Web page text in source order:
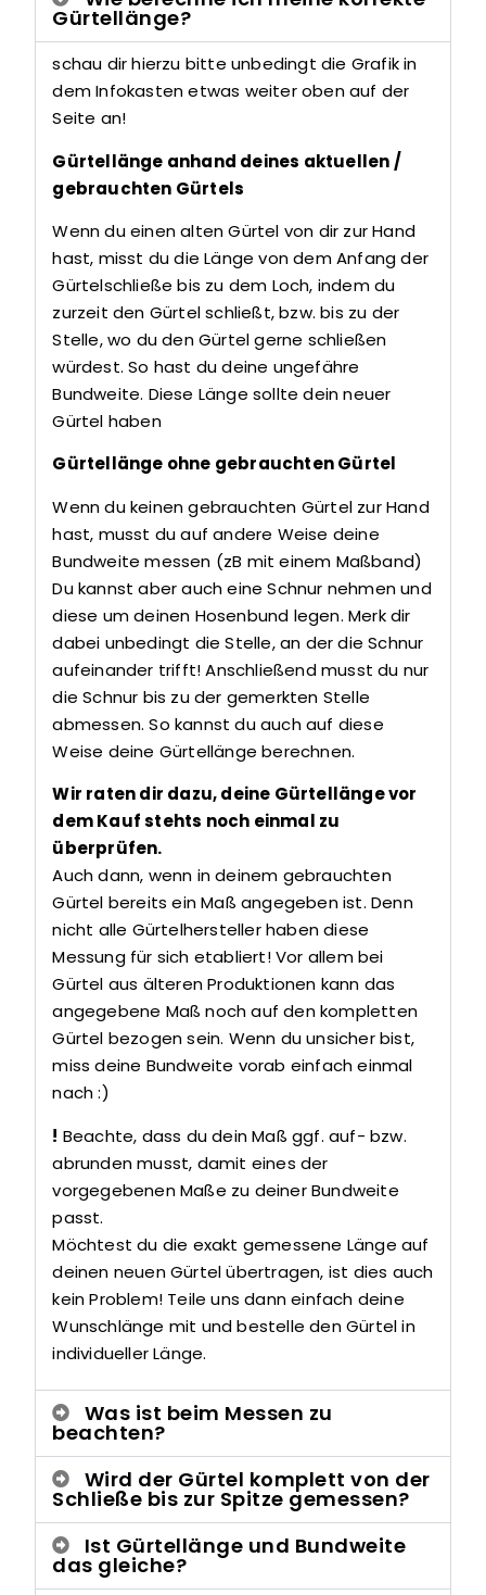
Gürtellänge?
schau dir hierzu bitte unbedingt die Grafik in
dem Infokasten etwas weiter oben auf der
Seite an!
Gürtellänge anhand deines aktuellen /
gebrauchten Gürtels
Wenn du einen alten Gürtel von dir zur Hand
hast, misst du die Länge von dem Anfang der
Gürtelschließe bis zu dem Loch, indem du
zurzeit den Gürtel schließt, bzw. bis zu der
Stelle, wo du den Gürtel gerne schließen
würdest. So hast du deine ungefähre
Bundweite. Diese Länge sollte dein neuer
Gürtel haben
Gürtellänge ohne gebrauchten Gürtel
Wenn du keinen gebrauchten Gürtel zur Hand
hast, musst du auf andere Weise deine
Bundweite messen (zB mit einem Maßband)
Du kannst aber auch eine Schnur nehmen und
diese um deinen Hosenbund legen. Merk dir
dabei unbedingt die Stelle, an der die Schnur
aufeinander trifft! Anschließend musst du nur
die Schnur bis zu der gemerkten Stelle
abmessen. So kannst du auch auf diese
Weise deine Gürtellänge berechnen.
Wir raten dir dazu, deine Gürtellänge vor
dem Kauf stehts noch einmal zu
überprüfen.
Auch dann, wenn in deinem gebrauchten
Gürtel bereits ein Maß angegeben ist. Denn
nicht alle Gürtelhersteller haben diese
Messung für sich etabliert! Vor allem bei
Gürtel aus älteren Produktionen kann das
angegebene Maß noch auf den kompletten
Gürtel bezogen sein. Wenn du unsicher bist,
miss deine Bundweite vorab einfach einmal
nach :)
! Beachte, dass du dein Maß ggf. auf- bzw.
abrunden musst, damit eines der
vorgegebenen Maße zu deiner Bundweite
passt.
Möchtest du die exakt gemessene Länge auf
deinen neuen Gürtel übertragen, ist dies auch
kein Problem! Teile uns dann einfach deine
Wunschlänge mit und bestelle den Gürtel in
individueller Länge.
Was ist beim Messen zu
beachten?
Wird der Gürtel komplett von der
Schließe bis zur Spitze gemessen?
Ist Gürtellänge und Bundweite
das gleiche?